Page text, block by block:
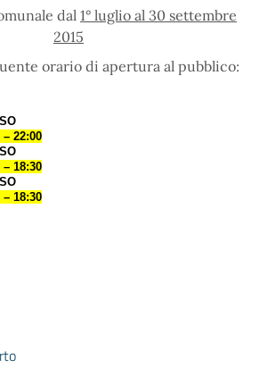
dal 1° luglio al 30 settembre
2015
orario di apertura al pubblico:
– 22:00
– 18:30
– 18:30